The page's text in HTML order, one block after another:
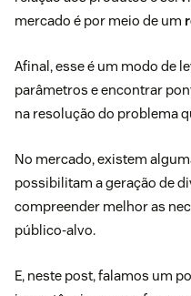
mercado é por meio de um
Afinal, esse é um modo de
parâmetros e encontrar
na resolução do problema
No mercado, existem
possibilitam a geração de
compreender melhor as
público-alvo.
E, neste post, falamos um